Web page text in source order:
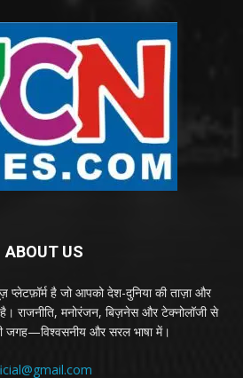
ABOUT US
है जो आपको देश-दुनिया की ताज़ा और
राजनीति, मनोरंजन, बिज़नेस और टेक्नोलॉजी से
जगह—विश्वसनीय और सरल भाषा में।